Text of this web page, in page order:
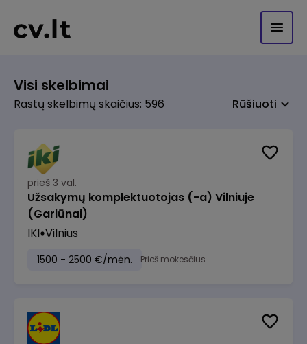
Visi skelbimai
Rastų skelbimų skaičius: 596 Rūšiuoti
prieš 3 val.
Užsakymų komplektuotojas (-a) Vilniuje
(Gariūnai)
IKI Vilnius
1500 - 2500 €/mėn. Prieš mokesčius